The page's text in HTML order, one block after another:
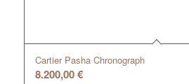
Cartier Pasha Chronograph
8.200,00€